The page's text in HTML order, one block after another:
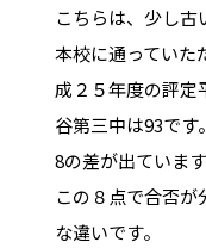
こちらは、少し古
本校に通っていた
成２５年度の評定
谷第三中は93です。
8の差が出ていま
この８点で合否が
な違いです。